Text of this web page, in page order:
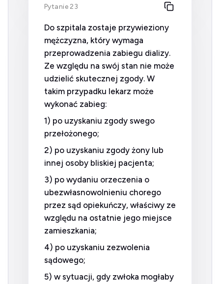
Pytanie 23
Do szpitala zostaje przywieziony
mężczyzna, który wymaga
przeprowadzenia zabiegu dializy.
Ze względu na swój stan nie może
udzielić skutecznej zgody. W
takim przypadku lekarz może
wykonać zabieg:
1) po uzyskaniu zgody swego
przełożonego;
2) po uzyskaniu zgody żony lub
innej osoby bliskiej pacjenta;
3) po wydaniu orzeczenia o
ubezwłasnowolnieniu chorego
przez sąd opiekuńczy, właściwy ze
względu na ostatnie jego miejsce
zamieszkania;
4) po uzyskaniu zezwolenia
sądowego;
5) w sytuacji, gdy zwłoka mogłaby